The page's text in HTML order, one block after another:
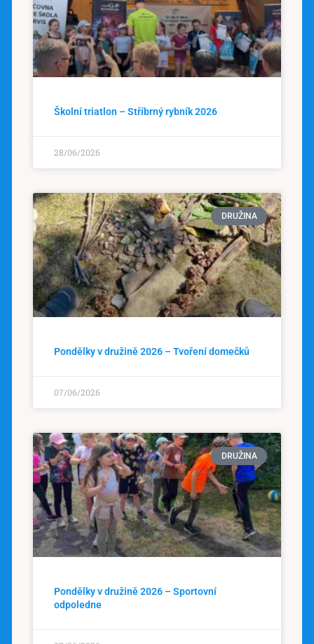
Školní triatlon – Stříbrný rybník 2026
28/06/2026
DRUŽINA
Pondělky v družině 2026 – Tvoření domečků
07/06/2026
DRUŽINA
Pondělky v družině 2026 – Sportovní
odpoledne